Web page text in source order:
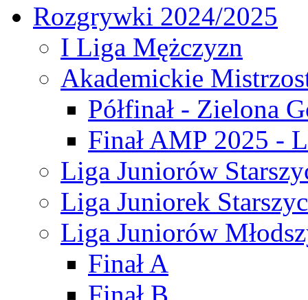
Rozgrywki 2024/2025
I Liga Mężczyzn
Akademickie
Półfinał - Zielona
Finał AMP 2025 -
Liga Juniorów
Liga Juniorek
Liga Juniorów
Finał A
Finał B